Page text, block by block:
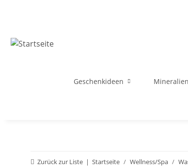
Geschenkideen
Zurück zur Liste Startseite Wellness/Spa